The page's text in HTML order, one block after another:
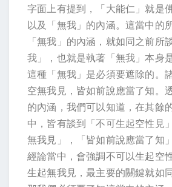
字面上有提到，「大能仁」就是
以及「無我」的內涵。這當中的
「無我」的內涵，就如同之前所
我」，也就是執著「無我」本身
這種「無我」是必須要遮除的。
空無我見，皆如前說應當了知。
的內涵，我們可以知道，在其餘
中，皆有談到「不可生起空性見
無我見」，「皆如前說應當了知
經論當中，會強調不可以生起空
生起無我見，最主要的關鍵就如